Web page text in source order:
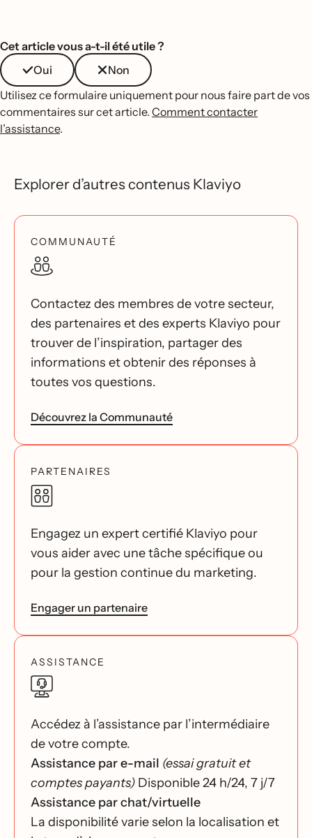
Cet article vous a-t-il été utile ?
Oui
Non
Utilisez ce formulaire uniquement pour nous faire part de vos
commentaires sur cet article. Comment contacter
l’assistance.
Explorer d’autres contenus Klaviyo
COMMUNAUTÉ
Contactez des membres de votre secteur,
des partenaires et des experts Klaviyo pour
trouver de l’inspiration, partager des
informations et obtenir des réponses à
toutes vos questions.
Découvrez la Communauté
PARTENAIRES
Engagez un expert certifié Klaviyo pour
vous aider avec une tâche spécifique ou
pour la gestion continue du marketing.
Engager un partenaire
ASSISTANCE
Accédez à l’assistance par l’intermédiaire
de votre compte.
Assistance par e-mail (essai gratuit et
comptes payants) Disponible 24 h/24, 7 j/7
Assistance par chat/virtuelle
La disponibilité varie selon la localisation et